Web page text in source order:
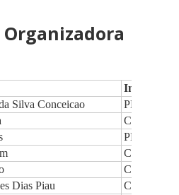
Organizadora
Silva Conceicao
PRPGI/
Campus
PRPGI/
COPEX/
Campus
Dias Piau
Campus